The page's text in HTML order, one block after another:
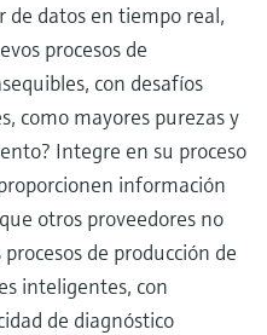
de datos en tiempo real,
procesos de
con desafíos
como mayores purezas y
Integre en su proceso
información
otros proveedores no
de producción de
inteligentes, con
de diagnóstico